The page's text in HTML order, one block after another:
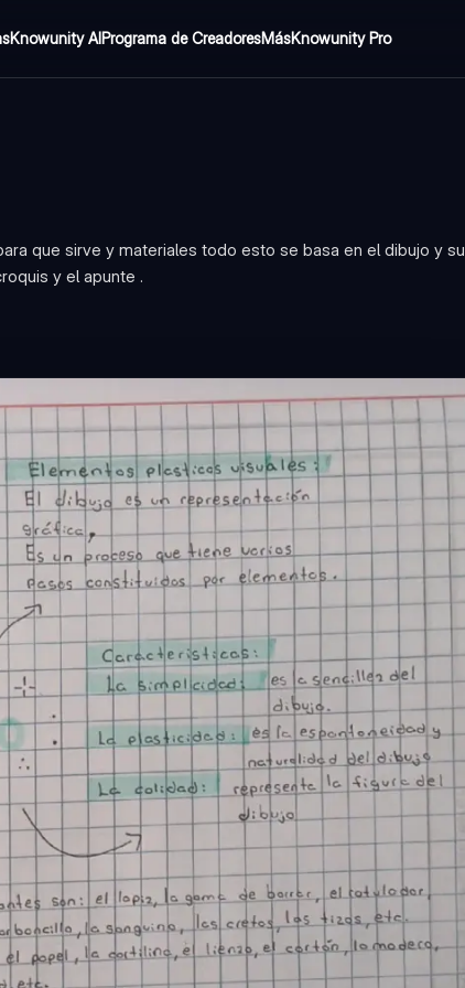
Knowunity AIPrograma de CreadoresMásKnowunity Pro
que sirve y materiales todo esto se basa en el dibujo y su
y el apunte .